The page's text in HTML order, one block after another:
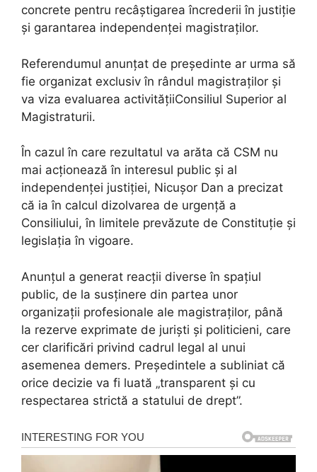
concrete pentru recâștigarea încrederii în justiție
și garantarea independenței magistraților.
Referendumul anunțat de președinte ar urma să
fie organizat exclusiv în rândul magistraților și
va viza evaluarea activitățiiConsiliul Superior al
Magistraturii.
În cazul în care rezultatul va arăta că CSM nu
mai acționează în interesul public și al
independenței justiției, Nicușor Dan a precizat
că ia în calcul dizolvarea de urgență a
Consiliului, în limitele prevăzute de Constituție și
legislația în vigoare.
Anunțul a generat reacții diverse în spațiul
public, de la susținere din partea unor
organizații profesionale ale magistraților, până
la rezerve exprimate de juriști și politicieni, care
cer clarificări privind cadrul legal al unui
asemenea demers. Președintele a subliniat că
orice decizie va fi luată „transparent și cu
respectarea strictă a statului de drept”.